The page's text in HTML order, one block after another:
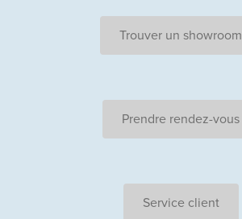
Trouver un showroom
Prendre rendez-vous
Service client